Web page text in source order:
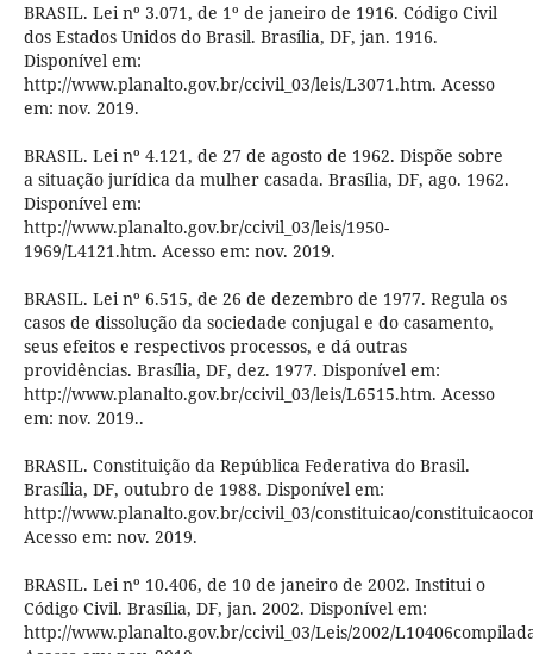
BRASIL. Lei nº 3.071, de 1º de janeiro de 1916. Código Civil
dos Estados Unidos do Brasil. Brasília, DF, jan. 1916.
Disponível em:
http://www.planalto.gov.br/ccivil_03/leis/L3071.htm. Acesso
em: nov. 2019.
BRASIL. Lei nº 4.121, de 27 de agosto de 1962. Dispõe sobre
a situação jurídica da mulher casada. Brasília, DF, ago. 1962.
Disponível em:
http://www.planalto.gov.br/ccivil_03/leis/1950-
1969/L4121.htm. Acesso em: nov. 2019.
BRASIL. Lei nº 6.515, de 26 de dezembro de 1977. Regula os
casos de dissolução da sociedade conjugal e do casamento,
seus efeitos e respectivos processos, e dá outras
providências. Brasília, DF, dez. 1977. Disponível em:
http://www.planalto.gov.br/ccivil_03/leis/L6515.htm. Acesso
em: nov. 2019..
BRASIL. Constituição da República Federativa do Brasil.
Brasília, DF, outubro de 1988. Disponível em:
http://www.planalto.gov.br/ccivil_03/constituicao/
Acesso em: nov. 2019.
BRASIL. Lei nº 10.406, de 10 de janeiro de 2002. Institui o
Código Civil. Brasília, DF, jan. 2002. Disponível em:
http://www.planalto.gov.br/ccivil_03/Leis/2002/